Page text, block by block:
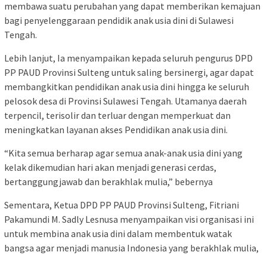
membawa suatu perubahan yang dapat memberikan kemajuan
bagi penyelenggaraan pendidik anak usia dini di Sulawesi
Tengah.
Lebih lanjut, Ia menyampaikan kepada seluruh pengurus DPD
PP PAUD Provinsi Sulteng untuk saling bersinergi, agar dapat
membangkitkan pendidikan anak usia dini hingga ke seluruh
pelosok desa di Provinsi Sulawesi Tengah. Utamanya daerah
terpencil, terisolir dan terluar dengan memperkuat dan
meningkatkan layanan akses Pendidikan anak usia dini.
“Kita semua berharap agar semua anak-anak usia dini yang
kelak dikemudian hari akan menjadi generasi cerdas,
bertanggungjawab dan berakhlak mulia,” bebernya
Sementara, Ketua DPD PP PAUD Provinsi Sulteng, Fitriani
Pakamundi M. Sadly Lesnusa menyampaikan visi organisasi ini
untuk membina anak usia dini dalam membentuk watak
bangsa agar menjadi manusia Indonesia yang berakhlak mulia,